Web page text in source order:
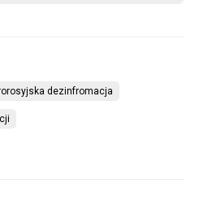
dezinfromacja